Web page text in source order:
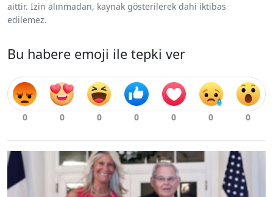
aittir. İzin alınmadan, kaynak gösterilerek dahi iktibas
edilemez.
Bu habere emoji ile tepki ver